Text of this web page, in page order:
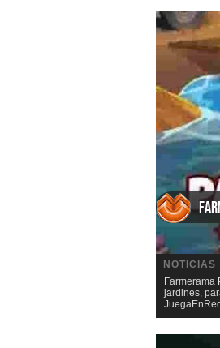
NOTICIAS
Farmerama
jardines,